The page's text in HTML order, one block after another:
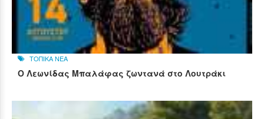
ΤΟΠΙΚΑ ΝΕΑ
Ο Λεωνίδας Μπαλάφας ζωντανά στο Λουτράκι